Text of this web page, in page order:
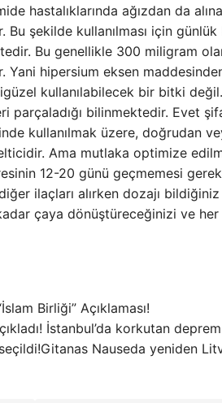
hastalıklarında ağızdan da
Bu şekilde kullanılması için
Bu genellikle 300 miligram
Yani hipersium eksen
kullanılabilecek bir bitki
bilinmektedir. Evet
kullanılmak üzere, doğrudan
Ama mutlaka optimize
12-20 günü geçmemesi
ilaçları alırken dozajı
çaya dönüştüreceğinizi ve
Birliği” Açıklaması!
İstanbul’da korkutan deprem
Gitanas Nauseda yeniden